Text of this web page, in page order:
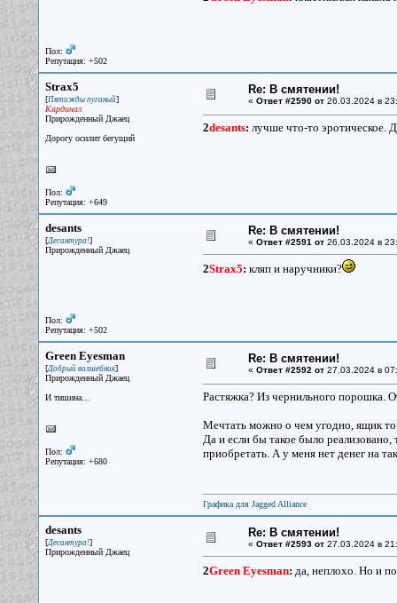
Пол:
Репутация: +502
Strax5
[Пятижды пуганый]
Кардинал
Прирожденный Джаец
Дорогу осилит бегущий
Пол:
Репутация: +649
Re: В смятении!
« Ответ #2590 от26.03.2024 в
2desants: лучше что-то эротическое.
desants
[Десантура!]
Прирожденный Джаец
Пол:
Репутация: +502
Re: В смятении!
« Ответ #2591 от26.03.2024 в
2Strax5: кляп и наручники?
Green Eyesman
[Добрый волшебник]
Прирожденный Джаец
И тишина...
Пол:
Репутация: +680
Re: В смятении!
« Ответ #2592 от27.03.2024 в
Растяжка? Из чернильного порошка.
Мечтать можно о чем угодно, ящик
Да и если бы такое было
приобретать. А у меня нет денег на
Графика для Jagged Alliance
desants
[Десантура!]
Прирожденный Джаец
Re: В смятении!
« Ответ #2593 от27.03.2024 в
2Green Eyesman: да, неплохо. Но и